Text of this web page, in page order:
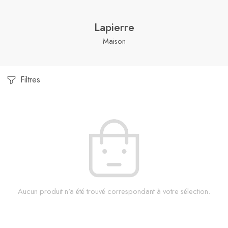
Lapierre
Maison
Filtres
Aucun produit n'a été trouvé correspondant à votre sélection.